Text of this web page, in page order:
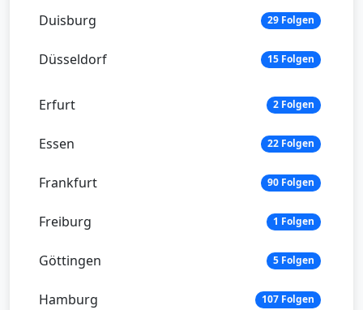
Duisburg 29 Folgen
Düsseldorf 15 Folgen
Erfurt 2 Folgen
Essen 22 Folgen
Frankfurt 90 Folgen
Freiburg 1 Folgen
Göttingen 5 Folgen
Hamburg 107 Folgen